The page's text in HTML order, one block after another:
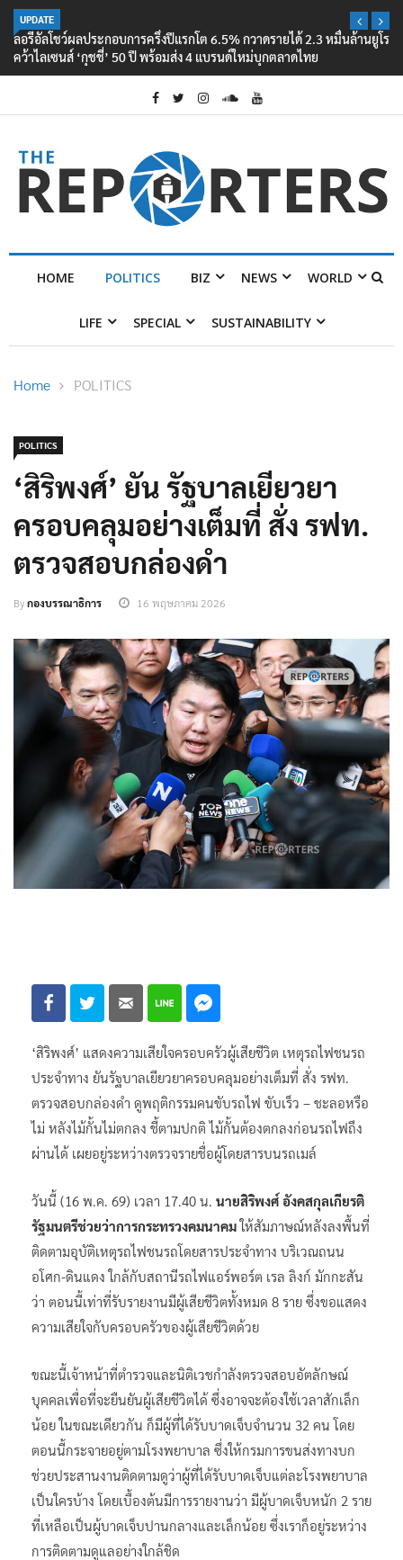
UPDATE
ลอรีอัลโชว์ผลประกอบการครึ่งปีแรกโต 6.5% กวาดรายได้ 2.3 หมื่นล้านยูโร
คว้าไลเซนส์ ‘กุชชี่’ 50 ปี พร้อมส่ง 4 แบรนด์ใหม่บุกตลาดไทย
HOME POLITICS BIZ NEWS WORLD
LIFE SPECIAL SUSTAINABILITY
Home POLITICS
POLITICS
‘สิริพงศ์’ ยัน รัฐบาลเยียวยา
ครอบคลุมอย่างเต็มที่ สั่ง รฟท.
ตรวจสอบกล่องดำ
Byกองบรรณาธิการ 16 พฤษภาคม 2026
‘สิริพงศ์’ แสดงความเสียใจครอบครัวผู้เสียชีวิต เหตุรถไฟชนรถ
ประจำทาง ยันรัฐบาลเยียวยาครอบคลุมอย่างเต็มที่ สั่ง รฟท.
ตรวจสอบกล่องดำ ดูพฤติกรรมคนขับรถไฟ ขับเร็ว – ชะลอหรือ
ไม่ หลังไม้กั้นไม่ตกลง ชี้ตามปกติ ไม้กั้นต้องตกลงก่อนรถไฟถึง
ผ่านได้ เผยอยู่ระหว่างตรวจรายชื่อผู้โดยสารบนรถเมล์
วันนี้ (16 พ.ค. 69) เวลา 17.40 น. นายสิริพงศ์ อังคสกุลเกียรติ
รัฐมนตรีช่วยว่าการกระทรวงคมนาคมให้สัมภาษณ์หลังลงพื้นที่
ติดตามอุบัติเหตุรถไฟชนรถโดยสารประจำทาง บริเวณถนน
อโศก-ดินแดง ใกล้กับสถานีรถไฟแอร์พอร์ต เรล ลิงก์ มักกะสัน
ว่า ตอนนี้เท่าที่รับรายงานมีผู้เสียชีวิตทั้งหมด 8 ราย ซึ่งขอแสดง
ความเสียใจกับครอบครัวของผู้เสียชีวิตด้วย
ขณะนี้เจ้าหน้าที่ตำรวจและนิติเวชกำลังตรวจสอบอัตลักษณ์
บุคคลเพื่อที่จะยืนยันผู้เสียชีวิตได้ ซึ่งอาจจะต้องใช้เวลาสักเล็ก
น้อย ในขณะเดียวกัน ก็มีผู้ที่ได้รับบาดเจ็บจำนวน 32 คน โดย
ตอนนี้กระจายอยู่ตามโรงพยาบาล ซึ่งให้กรมการขนส่งทางบก
ช่วยประสานงานติดตามดูว่าผู้ที่ได้รับบาดเจ็บแต่ละโรงพยาบาล
เป็นใครบ้าง โดยเบื้องต้นมีการรายงานว่า มีผู้บาดเจ็บหนัก 2 ราย
ที่เหลือเป็นผู้บาดเจ็บปานกลางและเล็กน้อย ซึ่งเราก็อยู่ระหว่าง
การติดตามดูแลอย่างใกล้ชิด